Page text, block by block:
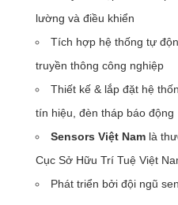
lường và điều khiển
Tích hợp hệ thống tự
truyền thông công nghiệp
Thiết kế & lắp đặt hệ
tín hiệu, đèn tháp báo động
Sensors Việt Nam là
Cục Sở Hữu Trí Tuệ Việt
Phát triển bởi đội ngũ